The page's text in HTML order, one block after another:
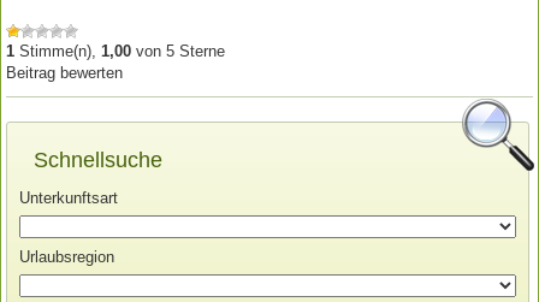
1 Stimme(n),1,00 von5 Sterne
Beitrag bewerten
Schnellsuche
Unterkunftsart
Urlaubsregion